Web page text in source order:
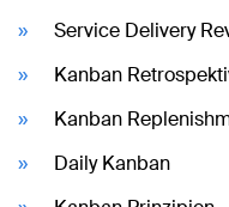
Service Delivery
Kanban
Kanban
Daily Kanban